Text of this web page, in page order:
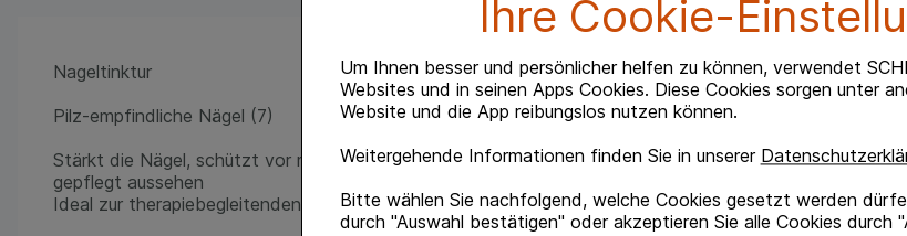
Ihre Cookie-
Um Ihnen besser und persönlicher helfen zu können, verwendet
Websites und in seinen Apps Cookies. Diese Cookies sorgen unter
Website und die App reibungslos nutzen können.
Weitergehende Informationen finden Sie in unserer
Bitte wählen Sie nachfolgend, welche Cookies gesetzt werden
durch "Auswahl bestätigen" oder akzeptieren Sie alle Cookies durch
Nageltinktur
Pilz-empfindliche Nägel (7)
Stärkt die Nägel, schützt vor mikrobiellen physiologischen Beeinträchtigungen und lässt sie so wieder
gepflegt aussehen
Ideal zur therapiebegleitenden Pflege bei Nagelpilz